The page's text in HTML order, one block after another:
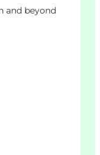
and beyond